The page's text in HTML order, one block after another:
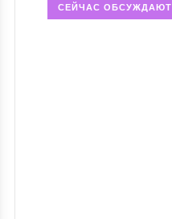
СЕЙЧАС ОБСУЖДАЮТ